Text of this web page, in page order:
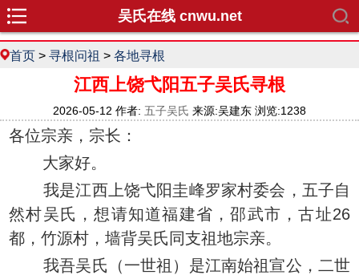
吴氏在线 cnwu.net
首页 > 寻根问祖 > 各地寻根
江西上饶弋阳五子吴氏寻根
2026-05-12 作者: 五子吴氏 来源:吴建东 浏览:1238
各位宗亲，宗长：
大家好。
我是江西上饶弋阳圭峰罗家村委会，五子自
然村吴氏，想请知道福建省，邵武市，古址26
都，竹源村，墙背吴氏同支祖地宗亲。
我吾吴氏（一世祖）是江南始祖宣公，二世